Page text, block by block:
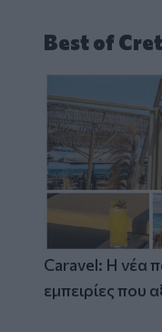
Best of
Caravel: Η νέα
εμπειρίες που